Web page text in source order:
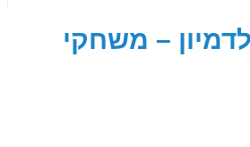
– משחקי